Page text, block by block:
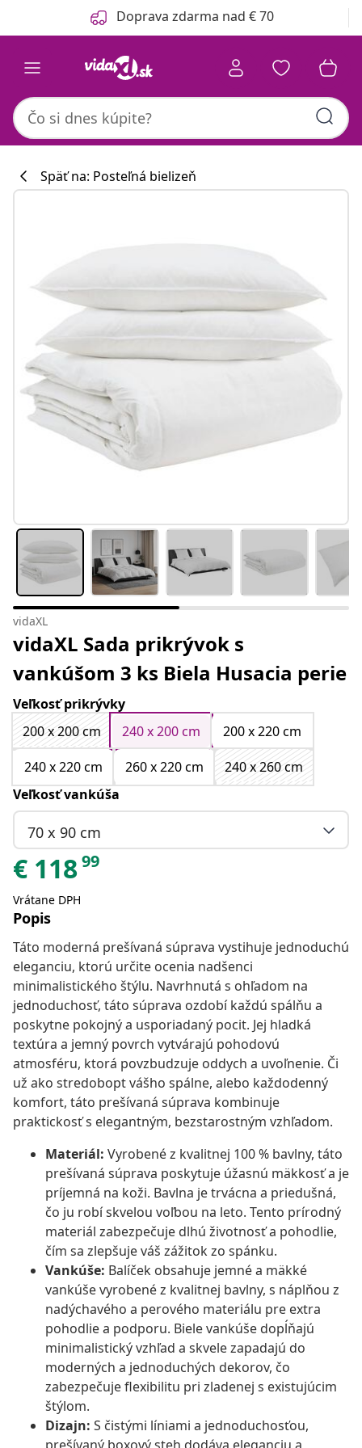
Predchádzajúce Doprava zdarma nad € 70
Späť na: Posteľná bielizeň
vidaXL
vidaXL Sada prikrývok s
vankúšom 3 ks Biela Husacia perie
Veľkosť prikrývky
200 x 200 cm
240 x 200 cm
200 x 220 cm
240 x 220 cm
260 x 220 cm
240 x 260 cm
Veľkosť vankúša
70 x 90 cm
€ 11899
Vrátane DPH
Popis
Táto moderná prešívaná súprava vystihuje jednoduchú
eleganciu, ktorú určite ocenia nadšenci
minimalistického štýlu. Navrhnutá s ohľadom na
jednoduchosť, táto súprava ozdobí každú spálňu a
poskytne pokojný a usporiadaný pocit. Jej hladká
textúra a jemný povrch vytvárajú pohodovú
atmosféru, ktorá povzbudzuje oddych a uvoľnenie. Či
už ako stredobopt vášho spálne, alebo každodenný
komfort, táto prešívaná súprava kombinuje
praktickosť s elegantným, bezstarostným vzhľadom.
Materiál: Vyrobené z kvalitnej 100 % bavlny, táto
prešívaná súprava poskytuje úžasnú mäkkosť a je
príjemná na koži. Bavlna je trvácna a priedušná,
čo ju robí skvelou voľbou na leto. Tento prírodný
materiál zabezpečuje dlhú životnosť a pohodlie,
čím sa zlepšuje váš zážitok zo spánku.
Vankúše: Balíček obsahuje jemné a mäkké
vankúše vyrobené z kvalitnej bavlny, s náplňou z
nadýchavého a perového materiálu pre extra
pohodlie a podporu. Biele vankúše dopĺňajú
minimalistický vzhľad a skvele zapadajú do
moderných a jednoduchých dekorov, čo
zabezpečuje flexibilitu pri zladenej s existujúcim
štýlom.
Dizajn: S čistými líniami a jednoduchosťou,